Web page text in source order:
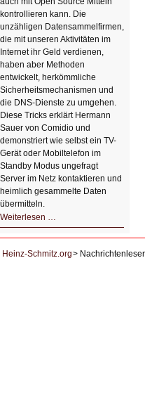
kontrollieren kann. Die
unzähligen Datensammelfirmen,
die mit unseren Aktivitäten im
Internet ihr Geld verdienen,
haben aber Methoden
entwickelt, herkömmliche
Sicherheitsmechanismen und
die DNS-Dienste zu umgehen.
Diese Tricks erklärt Hermann
Sauer von Comidio und
demonstriert wie selbst ein TV-
Gerät oder Mobiltelefon im
Standby Modus ungefragt
Server im Netz kontaktieren und
heimlich gesammelte Daten
übermitteln.
Weiterlesen …
DNS
Heinz-Schmitz.org
Nachrichtenleser